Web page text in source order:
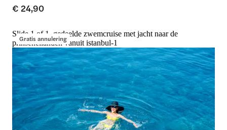
€ 24,90
Gratis annulering
Slide 1 of 1, gedeelde zwemcruise met jacht naar de
prinseneilanden vanuit istanbul-1